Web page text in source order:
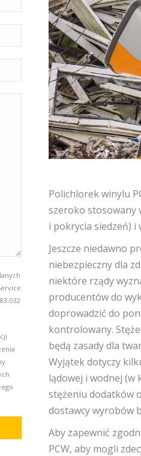
Polichlorek winylu
szeroko stosowany
i pokrycia siedzeń) i
Jeszcze niedawno
niebezpieczny dla
niektóre rządy
producentów do
doprowadzić do
kontrolowany.
będą zasady dla
Wyjątek dotyczy
lądowej i wodnej (w
stężeniu dodatków
dostawcy wyrobów
Aby zapewnić
PCW, aby mogli
032